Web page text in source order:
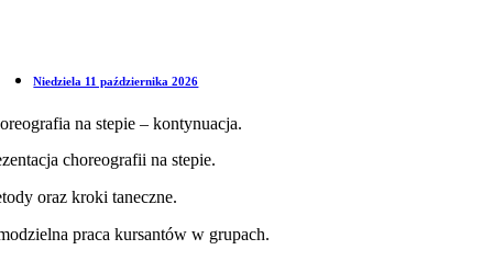
Niedziela 11 października 2026
na stepie – kontynuacja.
choreografii na stepie.
oraz kroki taneczne.
praca kursantów w grupach.